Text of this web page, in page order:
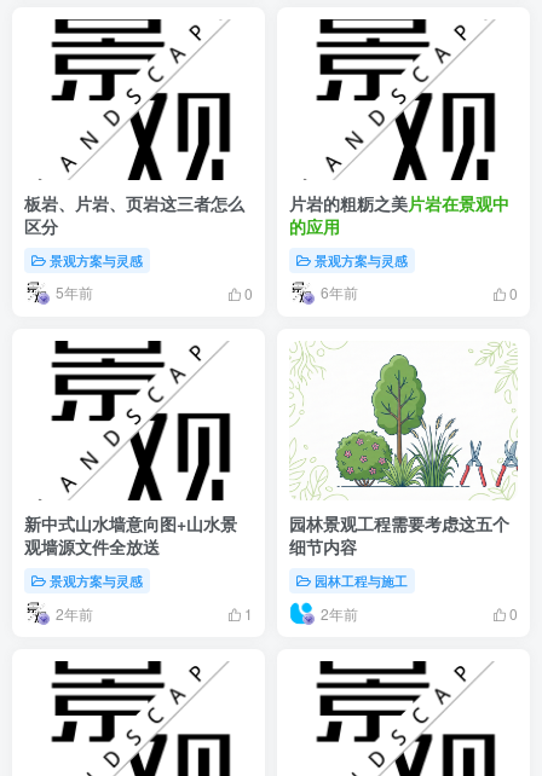
板岩、片岩、页岩这三者怎么
区分
景观方案与灵感
5年前 0
片岩的粗粝之美片岩在景观中
的应用
景观方案与灵感
6年前 0
新中式山水墙意向图+山水景
观墙源文件全放送
景观方案与灵感
2年前 1
园林景观工程需要考虑这五个
细节内容
园林工程与施工
2年前 0